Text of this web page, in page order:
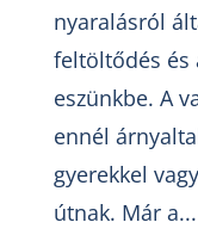
nyaralásról
feltöltődés és
eszünkbe. A
ennél
gyerekkel
útnak. Már a...